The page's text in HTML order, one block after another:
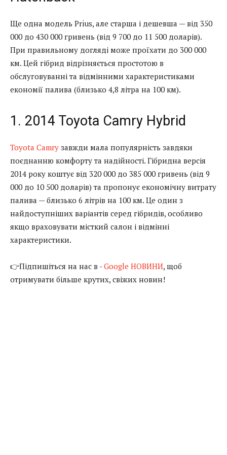
Ще одна модель Prius, але старша і дешевша — від 350
000 до 430 000 гривень (від 9 700 до 11 500 доларів).
При правильному догляді може проїхати до 300 000
км. Цей гібрид відрізняється простотою в
обслуговуванні та відмінними характеристиками
економії палива (близько 4,8 літра на 100 км).
1. 2014 Toyota Camry Hybrid
Toyota Camry завжди мала популярність завдяки
поєднанню комфорту та надійності. Гібридна версія
2014 року коштує від 320 000 до 385 000 гривень (від 9
000 до 10 500 доларів) та пропонує економічну витрату
палива — близько 6 літрів на 100 км. Це один з
найдоступніших варіантів серед гібридів, особливо
якщо враховувати місткий салон і відмінні
характеристики.
👉Підпишіться на нас в -Google НОВИНИ, щоб
отримувати більше крутих, свіжих новин!